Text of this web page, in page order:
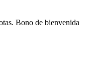
Bono de bienvenida